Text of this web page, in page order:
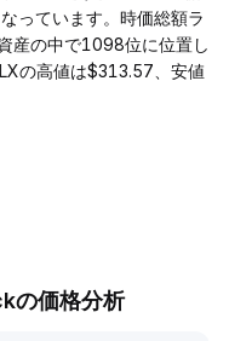
っています。時価総額ラ
産の中で1098位に位置し
の高値は$313.57、安値
の価格分析